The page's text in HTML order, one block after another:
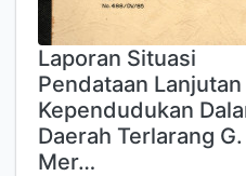
Laporan Situasi
Pendataan Lanjutan
Kependudukan
Daerah Terlarang G.
Mer…